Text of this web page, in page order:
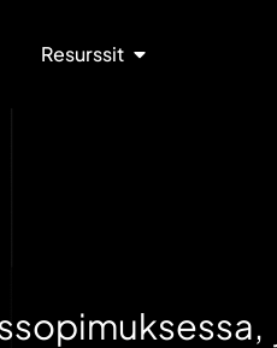
Resurssit